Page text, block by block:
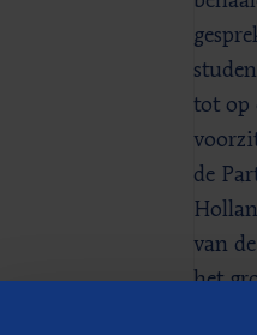
tot op
de
van
het